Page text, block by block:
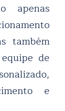
apenas
também
de
e